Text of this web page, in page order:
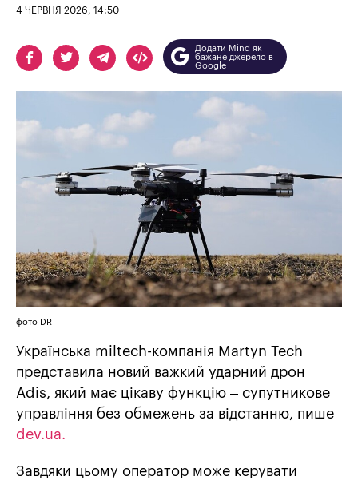
4 ЧЕРВНЯ 2026, 14:50
Додати Mind як
бажане джерело в
Google
фото DR
Українська miltech-компанія Martyn Tech
представила новий важкий ударний дрон
Adis, який має цікаву функцію – супутникове
управління без обмежень за відстанню, пише
dev.ua.
Завдяки цьому оператор може керувати